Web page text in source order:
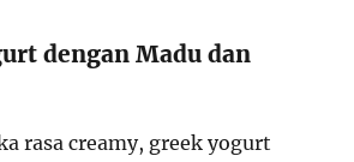
dengan Madu dan
rasa creamy, greek yogurt